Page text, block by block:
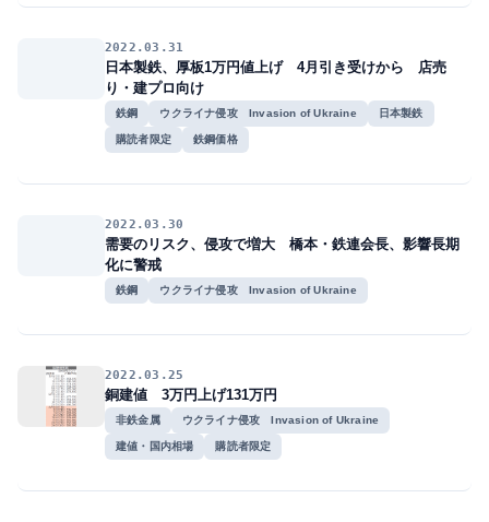
2022.03.31
日本製鉄、厚板1万円値上げ 4月引き受けから 店売
り・建プロ向け
鉄鋼 ウクライナ侵攻 Invasion of Ukraine 日本製鉄
購読者限定 鉄鋼価格
2022.03.30
需要のリスク、侵攻で増大 橋本・鉄連会長、影響長期
化に警戒
鉄鋼 ウクライナ侵攻 Invasion of Ukraine
2022.03.25
銅建値 3万円上げ131万円
非鉄金属 ウクライナ侵攻 Invasion of Ukraine
建値・国内相場 購読者限定